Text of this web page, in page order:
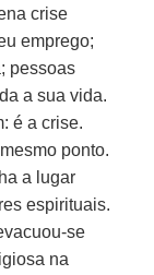
crise
emprego;
pessoas
a sua vida.
é a crise.
ponto.
a lugar
espirituais.
se
na